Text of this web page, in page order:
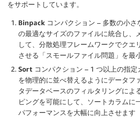
をサポートしています。
Binpack コンパクション – 多数の小さ
の最適なサイズのファイルに統合し、
して、分散処理フレームワークでクエ
させる「スモールファイル問題」を最
Sort コンパクション – 1 つ以上の指定
を物理的に並べ替えるようにデータフ
タデータベースのフィルタリングによ
ピングを可能にして、ソートカラムに
パフォーマンスを大幅に向上させます